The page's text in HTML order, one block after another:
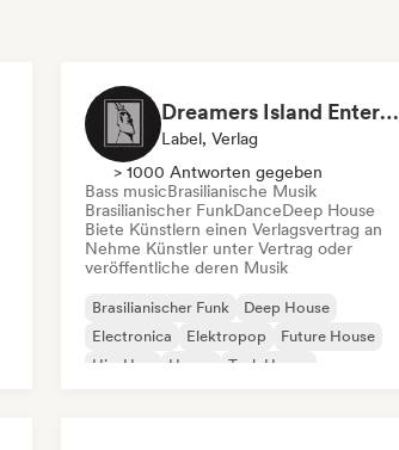
Dreamers Island Entertainment
Label, Verlag
> 1000 Antworten gegeben
Bass musicBrasilianische Musik
Brasilianischer FunkDanceDeep House
Biete Künstlern einen Verlagsvertrag an
Nehme Künstler unter Vertrag oder
veröffentliche deren Musik
Brasilianischer Funk
Deep House
Electronica
Elektropop
Future House
Hip-Hop
House Tech House